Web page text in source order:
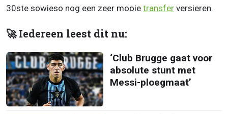
30ste sowieso nog een zeer mooie transfer versieren.
🚀 Iedereen leest dit nu:
‘Club Brugge gaat voor
absolute stunt met
Messi-ploegmaat’